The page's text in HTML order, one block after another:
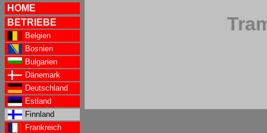
HOME
BETRIEBE
Belgien
Bosnien
Bulgarien
Dänemark
Deutschland
Estland
Finnland
Frankreich